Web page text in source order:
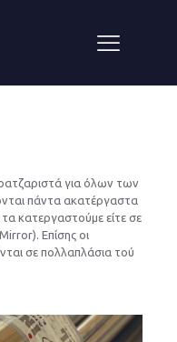
για όλων των
πάντα ακατέργαστα
κατεργαστούμε είτε σε
Επίσης οι
σε πολλαπλάσια τού